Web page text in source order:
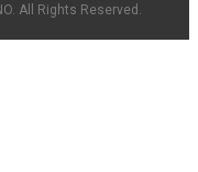
All Rights Reserved.